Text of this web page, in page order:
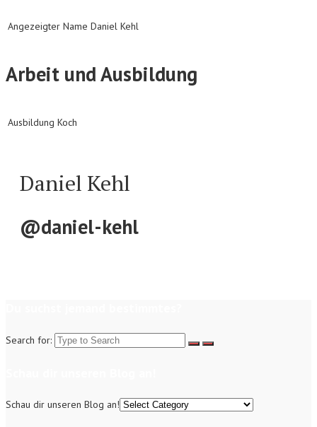
Angezeigter Name Daniel Kehl
Arbeit und Ausbildung
Ausbildung Koch
Daniel Kehl
@daniel-kehl
Search for:
Schau dir unseren Blog an!